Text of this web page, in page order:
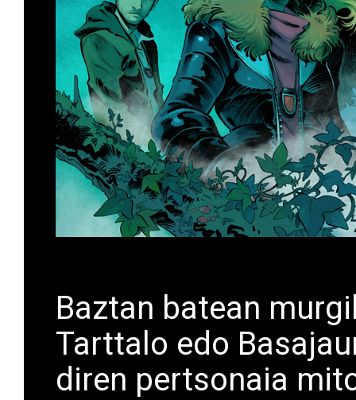
Baztan batean
Tarttalo edo
diren pertsonaia